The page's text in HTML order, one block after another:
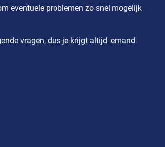
eventuele problemen zo snel mogelijk
vragen, dus je krijgt altijd iemand